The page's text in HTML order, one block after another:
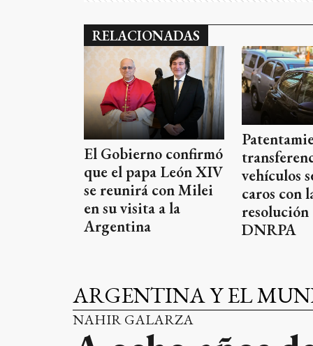
RELACIONADAS
El Gobierno confirmó
que el papa León XIV
se reunirá con Milei
en su visita a la
Argentina
vehículos
caros con
resolución
DNRPA
ARGENTINA Y EL
NAHIR GALARZA